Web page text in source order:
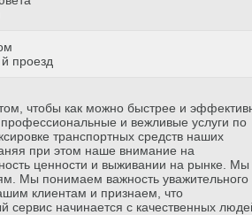
проезд
чтобы как можно быстрее и
профессиональные и вежливые услуги по
транспортных средств наших
при этом наше внимание на
ценности и выживании на рынке. Мы
Мы понимаем важность уважительного
клиентам и признаем, что
сервис начинается с качественных